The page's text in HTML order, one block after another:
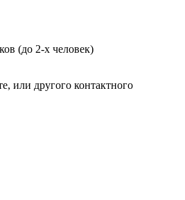
(до 2-х человек)
или другого контактного